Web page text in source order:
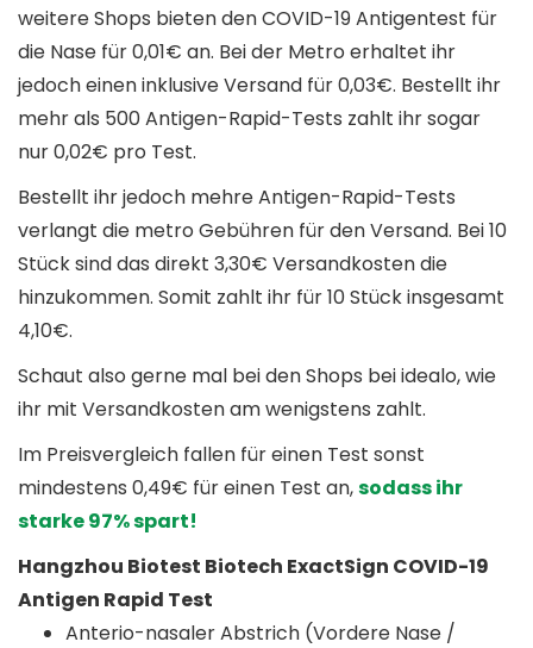
weitere Shops bieten den COVID-19 Antigentest für
die Nase für 0,01€ an. Bei der Metro erhaltet ihr
jedoch einen inklusive Versand für 0,03€. Bestellt ihr
mehr als 500 Antigen-Rapid-Tests zahlt ihr sogar
nur 0,02€ pro Test.
Bestellt ihr jedoch mehre Antigen-Rapid-Tests
verlangt die metro Gebühren für den Versand. Bei 10
Stück sind das direkt 3,30€ Versandkosten die
hinzukommen. Somit zahlt ihr für 10 Stück insgesamt
4,10€.
Schaut also gerne mal bei den Shops bei idealo, wie
ihr mit Versandkosten am wenigstens zahlt.
Im Preisvergleich fallen für einen Test sonst
mindestens 0,49€ für einen Test an,sodass ihr
starke 97% spart!
Hangzhou Biotest Biotech ExactSign COVID-19
Antigen Rapid Test
Anterio-nasaler Abstrich (Vordere Nase /